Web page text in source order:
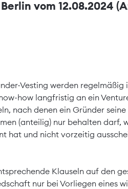
vom 12.08.2024
Vesting werden
how langfristig an ein
nach denen ein Gründer
(anteilig) nur behalten darf,
hat und nicht vorzeitig
Klauseln auf den
nur bei Vorliegen eines